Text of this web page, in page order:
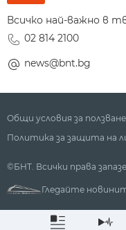
Всичко най-важно в
02 814 2100
news@bnt.bg
Общи условия за ползване
Политика за защита на
©БНТ. Всички права
Гледайте